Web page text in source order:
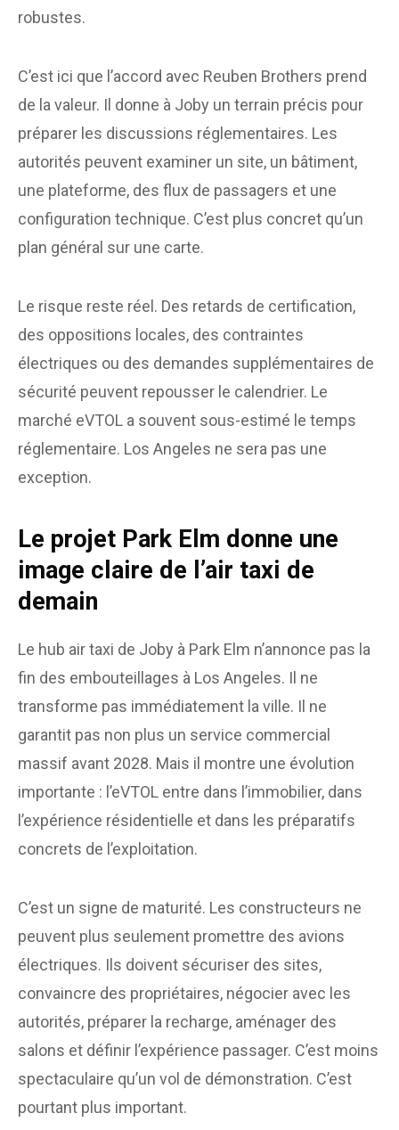
robustes.
C’est ici que l’accord avec Reuben Brothers prend
de la valeur. Il donne à Joby un terrain précis pour
préparer les discussions réglementaires. Les
autorités peuvent examiner un site, un bâtiment,
une plateforme, des flux de passagers et une
configuration technique. C’est plus concret qu’un
plan général sur une carte.
Le risque reste réel. Des retards de certification,
des oppositions locales, des contraintes
électriques ou des demandes supplémentaires de
sécurité peuvent repousser le calendrier. Le
marché eVTOL a souvent sous-estimé le temps
réglementaire. Los Angeles ne sera pas une
exception.
Le projet Park Elm donne une
image claire de l’air taxi de
demain
Le hub air taxi de Joby à Park Elm n’annonce pas la
fin des embouteillages à Los Angeles. Il ne
transforme pas immédiatement la ville. Il ne
garantit pas non plus un service commercial
massif avant 2028. Mais il montre une évolution
importante : l’eVTOL entre dans l’immobilier, dans
l’expérience résidentielle et dans les préparatifs
concrets de l’exploitation.
C’est un signe de maturité. Les constructeurs ne
peuvent plus seulement promettre des avions
électriques. Ils doivent sécuriser des sites,
convaincre des propriétaires, négocier avec les
autorités, préparer la recharge, aménager des
salons et définir l’expérience passager. C’est moins
spectaculaire qu’un vol de démonstration. C’est
pourtant plus important.